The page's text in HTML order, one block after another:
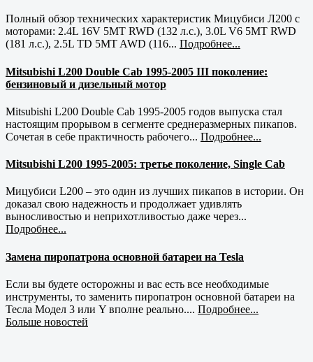
Полный обзор технических характеристик Мицубиси Л200 с
моторами: 2.4L 16V 5MT RWD (132 л.с.), 3.0L V6 5MT RWD
(181 л.с.), 2.5L TD 5MT AWD (116... Подробнее...
Mitsubishi L200 Double Cab 1995-2005 III поколение:
бензиновый и дизельный мотор
Mitsubishi L200 Double Cab 1995-2005 годов выпуска стал
настоящим прорывом в сегменте среднеразмерных пикапов.
Сочетая в себе практичность рабочего... Подробнее...
Mitsubishi L200 1995-2005: третье поколение, Single Cab
Мицубиси L200 – это один из лучших пикапов в истории. Он
доказал свою надежность и продолжает удивлять
выносливостью и неприхотливостью даже через...
Подробнее...
Замена пиропатрона основной батареи на Tesla
Если вы будете осторожны и вас есть все необходимые
инструменты, то заменить пиропатрон основной батареи на
Тесла Модел 3 или Y вполне реально.... Подробнее...
Больше новостей